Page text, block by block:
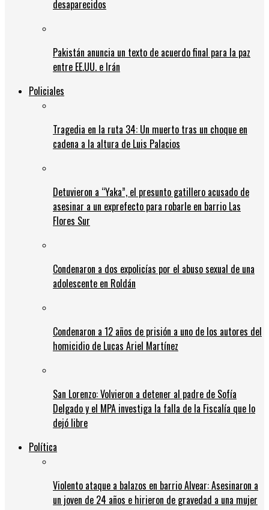
desaparecidos
Pakistán anuncia un texto de acuerdo final para la paz
entre EE.UU. e Irán
Policiales
Tragedia en la ruta 34: Un muerto tras un choque en
cadena a la altura de Luis Palacios
Detuvieron a “Yaka”, el presunto gatillero acusado de
asesinar a un exprefecto para robarle en barrio Las
Flores Sur
Condenaron a dos expolicías por el abuso sexual de una
adolescente en Roldán
Condenaron a 12 años de prisión a uno de los autores del
homicidio de Lucas Ariel Martínez
San Lorenzo: Volvieron a detener al padre de Sofía
Delgado y el MPA investiga la falla de la Fiscalía que lo
dejó libre
Política
Violento ataque a balazos en barrio Alvear: Asesinaron a
un joven de 24 años e hirieron de gravedad a una mujer